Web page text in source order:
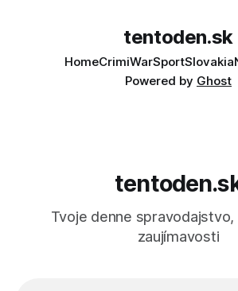
tentoden.sk
HomeCrimiWarSportSlovakia
Powered by Ghost
Tvoje denne spravodajstvo,
zaujímavosti